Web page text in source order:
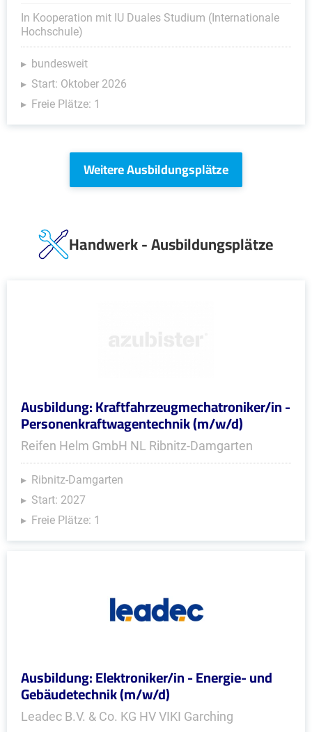
In Kooperation mit IU Duales Studium (Internationale
Hochschule)
bundesweit
Start: Oktober 2026
Freie Plätze: 1
Weitere Ausbildungsplätze
Handwerk - Ausbildungsplätze
Ausbildung: Kraftfahrzeugmechatroniker/in -
Personenkraftwagentechnik (m/w/d)
Reifen Helm GmbH NL Ribnitz-Damgarten
Ribnitz-Damgarten
Start: 2027
Freie Plätze: 1
Ausbildung: Elektroniker/in - Energie- und
Gebäudetechnik (m/w/d)
Leadec B.V. & Co. KG HV VIKI Garching